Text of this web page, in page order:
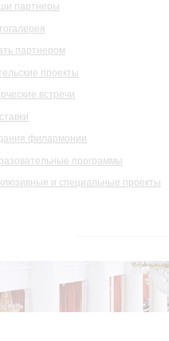
партнеры
партнером
проекты
встречи
филармонии
программы
и специальные проекты